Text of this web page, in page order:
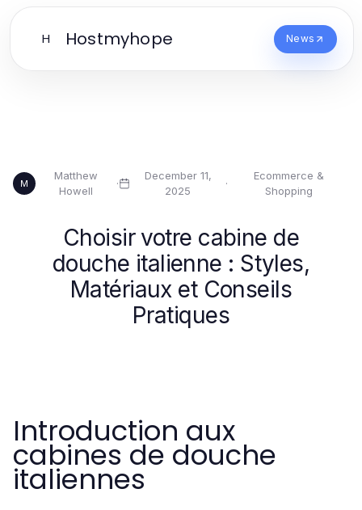
H Hostmyhope News
M
Matthew
Howell
·
December 11,
2025
·
Ecommerce &
Shopping
Choisir votre cabine de
douche italienne : Styles,
Matériaux et Conseils
Pratiques
Introduction aux
cabines de douche
italiennes